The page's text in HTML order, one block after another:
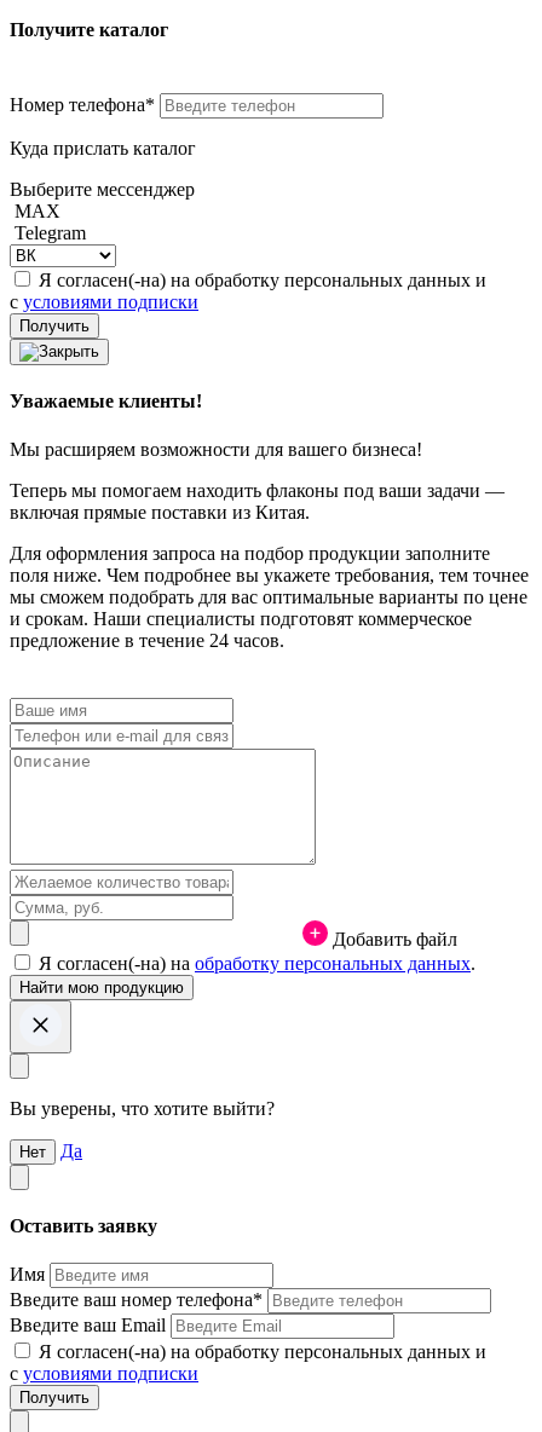
Получите каталог
Номер телефона*
Куда прислать каталог
Выберите мессенджер
MAX
Telegram
Я согласен(-на) на обработку персональных данных и
с условиями подписки
Уважаемые клиенты!
Мы расширяем возможности для вашего бизнеса!
Теперь мы помогаем находить флаконы под ваши задачи —
включая прямые поставки из Китая.
Для оформления запроса на подбор продукции заполните
поля ниже. Чем подробнее вы укажете требования, тем точнее
мы сможем подобрать для вас оптимальные варианты по цене
и срокам. Наши специалисты подготовят коммерческое
предложение в течение 24 часов.
Добавить файл
Я согласен(-на) на обработку персональных данных.
Вы уверены, что хотите выйти?
Нет Да
Оставить заявку
Имя
Введите ваш номер телефона*
Введите ваш Email
Я согласен(-на) на обработку персональных данных и
с условиями подписки